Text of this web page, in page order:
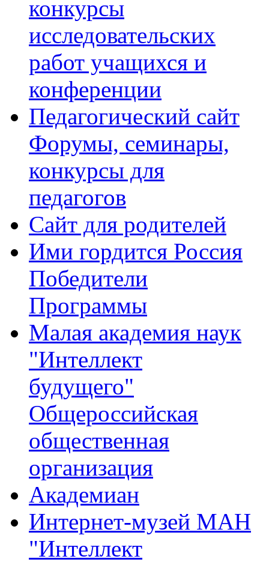
конкурсы
исследовательских
работ учащихся и
конференции
Педагогический сайт
Форумы, семинары,
конкурсы для
педагогов
Сайт для родителей
Ими гордится Россия
Победители
Программы
Малая академия наук
"Интеллект
будущего"
Общероссийская
общественная
организация
Академиан
Интернет-музей МАН
"Интеллект